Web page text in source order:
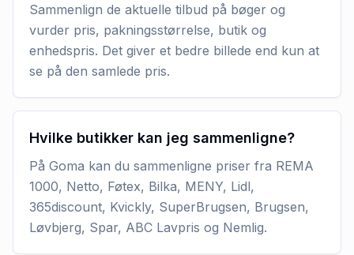
Sammenlign de aktuelle tilbud på bøger og
vurder pris, pakningsstørrelse, butik og
enhedspris. Det giver et bedre billede end kun at
se på den samlede pris.
Hvilke butikker kan jeg sammenligne?
På Goma kan du sammenligne priser fra REMA
1000, Netto, Føtex, Bilka, MENY, Lidl,
365discount, Kvickly, SuperBrugsen, Brugsen,
Løvbjerg, Spar, ABC Lavpris og Nemlig.